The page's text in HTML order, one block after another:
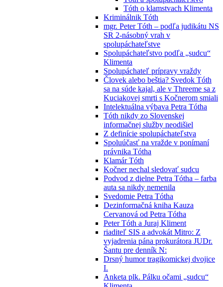
Tóth o klamstvach Klimenta
Kriminálnik Tóth
mgr. Peter Tóth – podľa judikátu NS
SR 2-násobný vrah v
spolupáchateľstve
Spolupáchateľstvo podľa „sudcu“
Klimenta
Spolupáchateľ prípravy vraždy
Človek alebo beštia? Svedok Tóth
sa na súde kajal, ale v Threeme sa z
Kuciakovej smrti s Kočnerom smiali
Intelektuálna výbava Petra Tótha
Tóth nikdy zo Slovenskej
informačnej služby neodišiel
Z definície spolupáchateľstva
Spoluúčasť na vražde v ponímaní
právnika Tótha
Klamár Tóth
Kočner nechal sledovať sudcu
Podvod z dielne Petra Tótha – farba
auta sa nikdy nemenila
Svedomie Petra Tótha
Dezinformačná kniha Kauza
Cervanová od Petra Tótha
Peter Tóth a Juraj Kliment
riaditeľ SIS a advokát Mitro: Z
vyjadrenia pána prokurátora JUDr.
Šantu pre denník N:
Drsný humor tragikomickej dvojice
I.
Anketa plk. Pálku očami „sudcu“